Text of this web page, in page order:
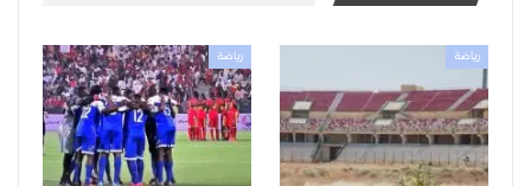
رياضة رياضة